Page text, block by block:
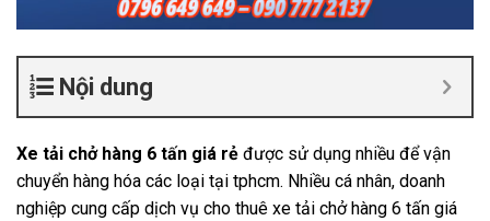
Nội dung
Xe tải chở hàng 6 tấn giá rẻ được sử dụng nhiều để vận
chuyển hàng hóa các loại tại tphcm. Nhiều cá nhân, doanh
nghiệp cung cấp dịch vụ cho thuê xe tải chở hàng 6 tấn giá